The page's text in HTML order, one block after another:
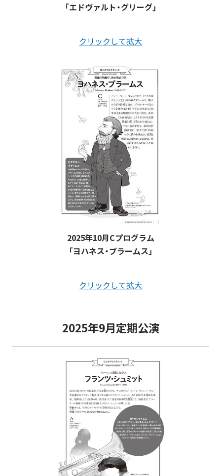
「エドヴァルト・グリーグ」
クリックして拡大
2025年10月Cプログラム
「ヨハネス・ブラームス」
クリックして拡大
2025年9月定期公演